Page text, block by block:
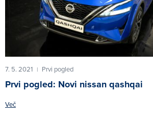
7. 5. 2021 | Prvi pogled
Prvi pogled: Novi nissan qashqai
Več